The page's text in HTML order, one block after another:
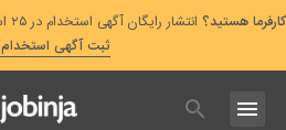
کارفرما هستید؟ انتشار رایگان آگهی استخدام در ۲۵ استان و ۲۶ دسته‌بندی شغلی
ثبت آگهی استخدام